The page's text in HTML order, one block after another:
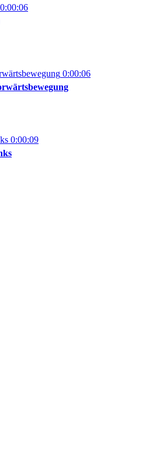
0:00:06
0:00:06
0:00:09